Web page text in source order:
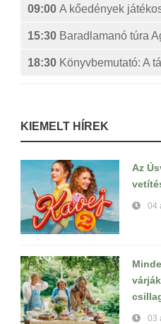
09:00 A kőedények
15:30 Baradlamanó túra
18:30 Könyvbemutató: A
KIEMELT HÍREK
Az
04
03